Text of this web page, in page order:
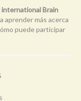
international Brain
aprender más acerca
puede participar